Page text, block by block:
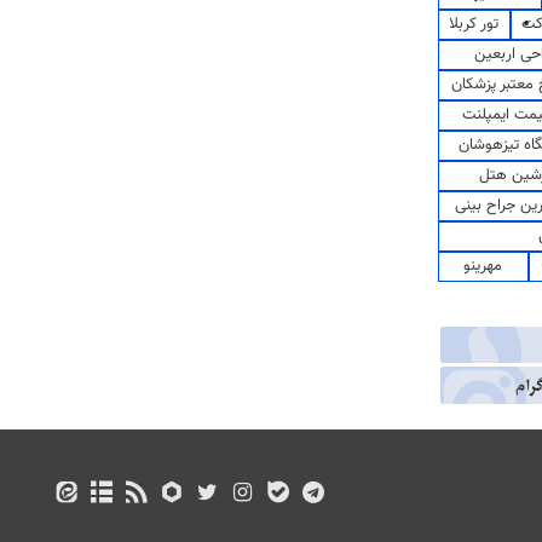
تور کربلا
اربعین
پزشکان
ایمپلنت
تیزهوشان
هتل
جراح بینی
مهرینو